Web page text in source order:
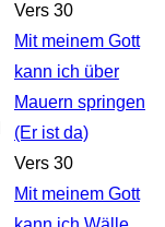
Vers 30
Mit meinem Gott
kann ich über
Mauern springen
(Er ist da)
Vers 30
Mit meinem Gott